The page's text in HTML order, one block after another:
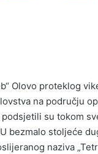
Olovo proteklog
na području
podsjetili su tokom
bezmalo stoljeće
naziva